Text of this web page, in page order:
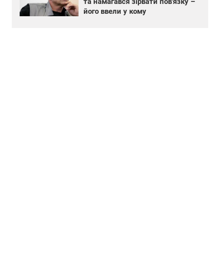
його ввели у кому